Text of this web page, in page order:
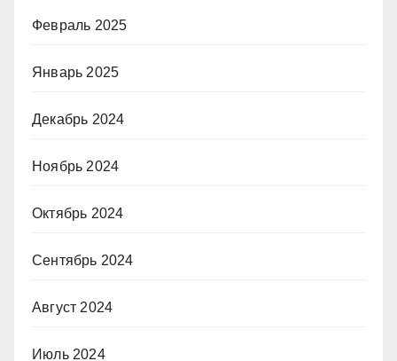
Февраль 2025
Январь 2025
Декабрь 2024
Ноябрь 2024
Октябрь 2024
Сентябрь 2024
Август 2024
Июль 2024